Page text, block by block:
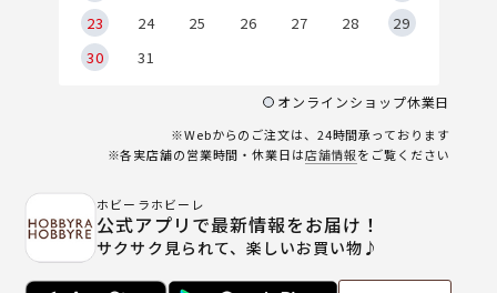
23
24 25 26 27 28
29
30
31
オンラインショップ休業日
※Webからのご注文は、24時間承っております
※各実店舗の営業時間・休業日は店舗情報をご覧ください
ホビーラホビーレ
公式アプリで最新情報をお届け！
サクサク見られて、楽しいお買い物♪